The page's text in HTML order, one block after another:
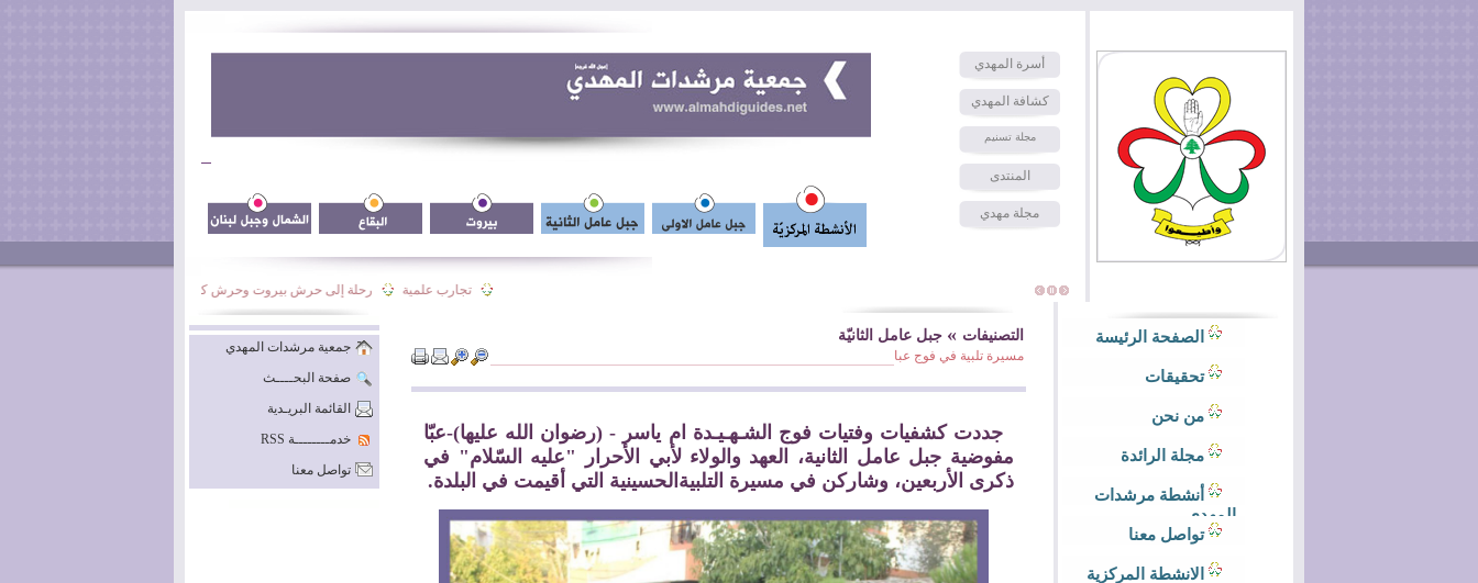
أسرة المهدي
كشافة المهدي
مجلة تسنيم
المنتدى
مجلة مهدي
رحلة إلى حرش بيروت وحرش كيفون تجارب علمية
الصفحة الرئيسة
تحقيقات
من نحن
مجلة الرائدة
أنشطة مرشدات
المهدي
تواصل معنا
الانشطة المركزية
التصنيفات » جبل عامل الثانيّة
مسيرة تلبية في فوج عبا
جددت كشفيات وفتيات فوج الشـهـيـدة ام ياسر - (رضوان الله عليها)-عبّا
مفوضية جبل عامل الثانية، العهد والولاء لأبي الأحرار "عليه السّلام" في
ذكرى الأربعين، وشاركن في مسيرة التلبيةالحسينية التي أقيمت في البلدة.
جمعية مرشدات المهدي
صفحة البحــــث
القائمة البريـدية
خدمــــــــة RSS
تواصل معنا